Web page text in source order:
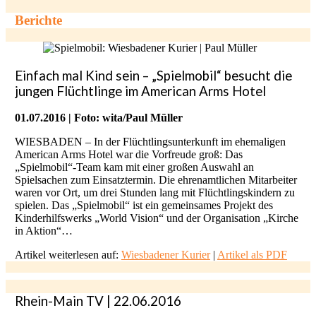
Berichte
Einfach mal Kind sein – „Spielmobil“ besucht die
jungen Flüchtlinge im American Arms Hotel
01.07.2016 | Foto: wita/Paul Müller
WIESBADEN – In der Flüchtlingsunterkunft im ehemaligen
American Arms Hotel war die Vorfreude groß: Das
„Spielmobil“-Team kam mit einer großen Auswahl an
Spielsachen zum Einsatztermin. Die ehrenamtlichen Mitarbeiter
waren vor Ort, um drei Stunden lang mit Flüchtlingskindern zu
spielen. Das „Spielmobil“ ist ein gemeinsames Projekt des
Kinderhilfswerks „World Vision“ und der Organisation „Kirche
in Aktion“…
Artikel weiterlesen auf: Wiesbadener Kurier| Artikel als PDF
Rhein-Main TV | 22.06.2016